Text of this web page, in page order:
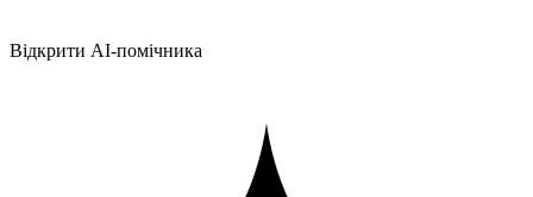
Відкрити AI-помічника